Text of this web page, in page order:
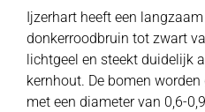
Ijzerhart heeft een
donkerroodbruin tot zwart
lichtgeel en steekt duidelijk
kernhout. De bomen
met een diameter van 0,6-